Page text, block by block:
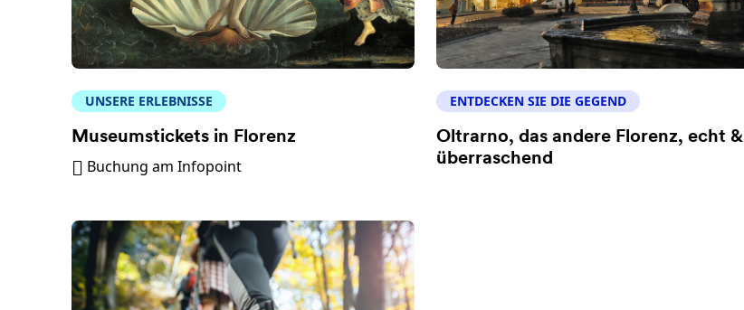
UNSERE ERLEBNISSE
Museumstickets in Florenz
Buchung am Infopoint
ENTDECKEN SIE DIE GEGEND
Oltrarno, das andere Florenz, echt &
überraschend